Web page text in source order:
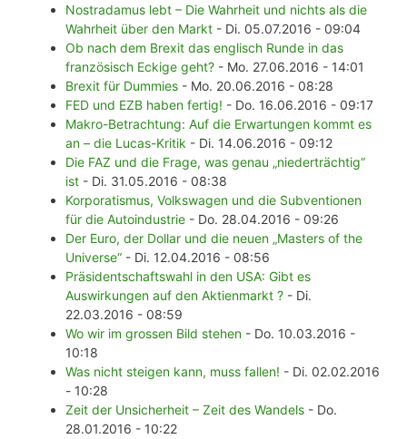
Nostradamus lebt – Die Wahrheit und nichts als die
Wahrheit über den Markt - Di. 05.07.2016 - 09:04
Ob nach dem Brexit das englisch Runde in das
französisch Eckige geht? - Mo. 27.06.2016 - 14:01
Brexit für Dummies - Mo. 20.06.2016 - 08:28
FED und EZB haben fertig! - Do. 16.06.2016 - 09:17
Makro-Betrachtung: Auf die Erwartungen kommt es
an – die Lucas-Kritik - Di. 14.06.2016 - 09:12
Die FAZ und die Frage, was genau „niederträchtig“
ist - Di. 31.05.2016 - 08:38
Korporatismus, Volkswagen und die Subventionen
für die Autoindustrie - Do. 28.04.2016 - 09:26
Der Euro, der Dollar und die neuen „Masters of the
Universe“ - Di. 12.04.2016 - 08:56
Präsidentschaftswahl in den USA: Gibt es
Auswirkungen auf den Aktienmarkt ? - Di.
22.03.2016 - 08:59
Wo wir im grossen Bild stehen - Do. 10.03.2016 -
10:18
Was nicht steigen kann, muss fallen! - Di. 02.02.2016
- 10:28
Zeit der Unsicherheit – Zeit des Wandels - Do.
28.01.2016 - 10:22